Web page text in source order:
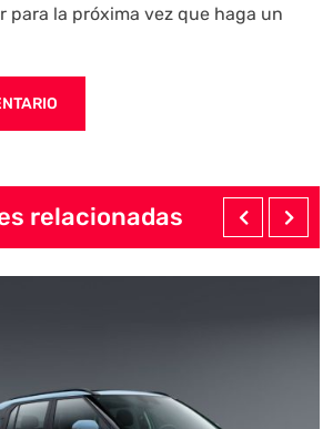
para la próxima vez que haga un
relacionadas